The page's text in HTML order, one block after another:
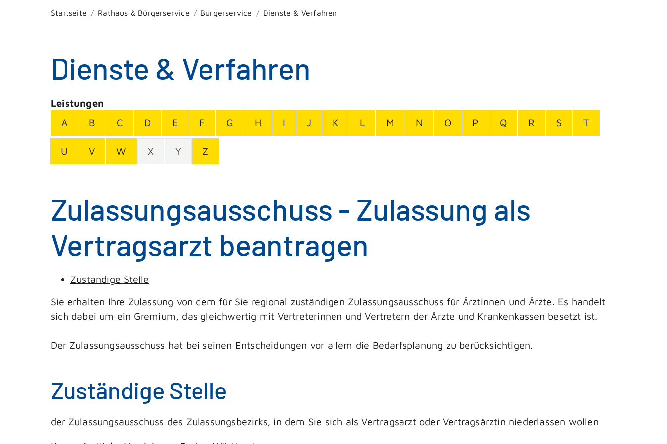
Startseite Rathaus & Bürgerservice Bürgerservice Dienste & Verfahren
Dienste & Verfahren
Leistungen
A
B C D E F G H I J K L M N O P Q R S T
U V W X Y Z
Zulassungsausschuss - Zulassung als
Vertragsarzt beantragen
Zuständige Stelle
Sie erhalten Ihre Zulassung von dem für Sie regional zuständigen Zulassungsausschuss für Ärztinnen und Ärzte. Es handelt
sich dabei um ein Gremium, das gleichwertig mit Vertreterinnen und Vertretern der Ärzte und Krankenkassen besetzt ist.
Der Zulassungsausschuss hat bei seinen Entscheidungen vor allem die Bedarfsplanung zu berücksichtigen.
Zuständige Stelle
der Zulassungsausschuss des Zulassungsbezirks, in dem Sie sich als Vertragsarzt oder Vertragsärztin niederlassen wollen